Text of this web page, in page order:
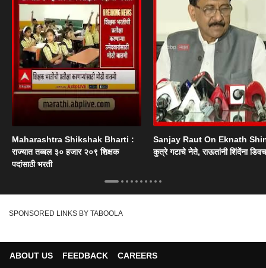
Maharashtra Shikshak Bharti :
राज्यात तब्बल ३० हजार २०९ शिक्षक
पदांसाठी भरती
Sanjay Raut On Eknath
कुत्रे गटाचे नेते, राऊतांनी शिंदेंना
SPONSORED LINKS BY TABOOLA
ABOUT US FEEDBACK CAREERS